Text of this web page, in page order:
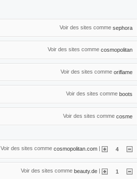
Voir des sites comme sephora
Voir des sites comme cosmopolitan
Voir des sites comme oriflame
Voir des sites comme boots
Voir des sites comme cosme
Voir des sites comme cosmopolitan.com | 4
Voir des sites comme beauty.de 1